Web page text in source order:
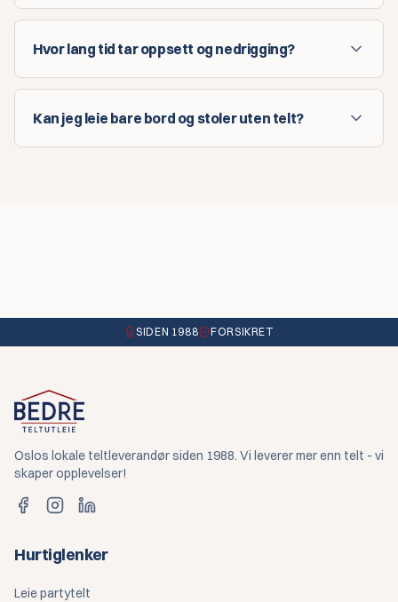
Hvor lang tid tar oppsett og nedrigging?
Kan jeg leie bare bord og stoler uten telt?
SIDEN 1988 FORSIKRET
Oslos lokale teltleverandør siden 1988. Vi leverer mer enn telt - vi
skaper opplevelser!
Hurtiglenker
Leie partytelt